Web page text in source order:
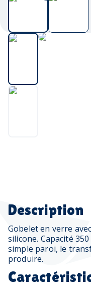
Description
Gobelet en verre
silicone. Capacité
simple paroi, le
produire.